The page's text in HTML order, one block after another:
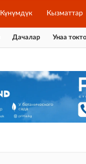
Күнүмдүк Кызматтар
Дачалар Унаа